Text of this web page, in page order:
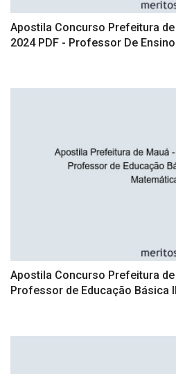
Apostila Concurso Prefeitura
2024 PDF - Professor De
Apostila Concurso Prefeitura de
Professor de Educação Básica